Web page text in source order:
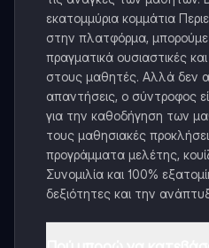
εκατομμύρια κομμάτια
στην πλατφόρμα,
πραγματικά ουσιαστικές
στους μαθητές. Αλλά δεν
απαντήσεις, ο σύντροφος
για την καθοδήγηση των
τους μαθησιακές
προγράμματα μελέτης,
Συνομιλία και 100%
δεξιότητες και την